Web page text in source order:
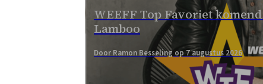
WEEFF Top Favoriet
Lamboo
Door Ramon Besseling op 7 augustus 2026